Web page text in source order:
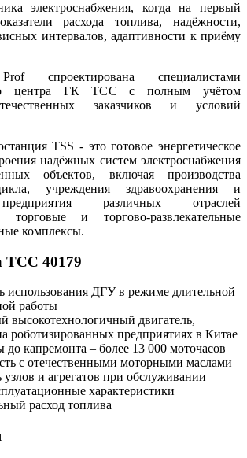
электроснабжения, когда на первый
расхода топлива, надёжности,
интервалов, адаптивности к приёму
спроектирована специалистами
центра ГК ТСС с полным учётом
заказчиков и условий
TSS - это готовое энергетическое
надёжных систем электроснабжения
объектов, включая производства
учреждения здравоохранения и
различных отраслей
торговые и торгово-развлекательные
комплексы.
ТСС 40179
использования ДГУ в режиме длительной
работы
высокотехнологичный двигатель,
роботизированных предприятиях в Китае
капремонта – более 13 000 моточасов
с отечественными моторными маслами
узлов и агрегатов при обслуживании
характеристики
расход топлива